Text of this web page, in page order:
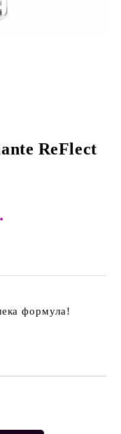
ReFlect
формула!